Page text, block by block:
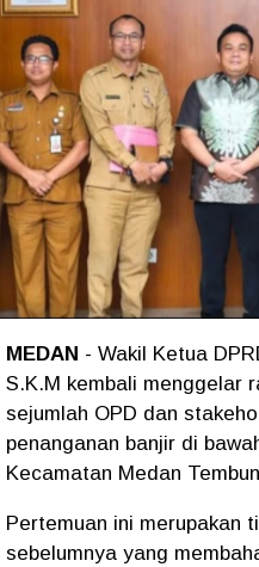
MEDAN - Wakil Ketua
S.K.M kembali menggelar
sejumlah OPD dan
penanganan banjir di
Kecamatan Medan
Pertemuan ini merupakan
sebelumnya yang